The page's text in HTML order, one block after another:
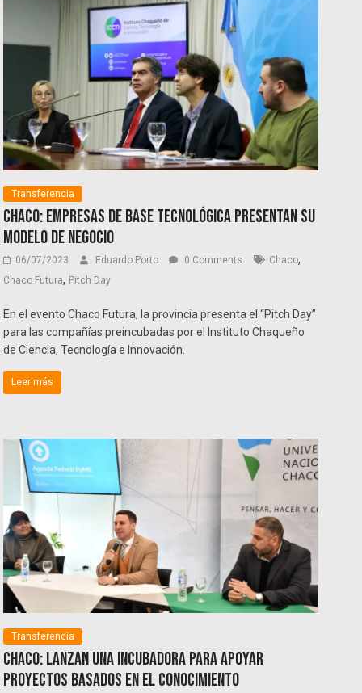
Transferencia
Chaco: Empresas de base tecnológica presentan su
modelo de negocio
06/07/2023 Eduardo Porto 0 Comments Chaco,
Chaco Futura, Pitch Day
En el evento Chaco Futura, la provincia presenta el “Pitch Day”
para las compañías preincubadas por el Instituto Chaqueño
de Ciencia, Tecnología e Innovación.
Leer más
Transferencia
Chaco: Lanzan una incubadora para apoyar
proyectos basados en el conocimiento